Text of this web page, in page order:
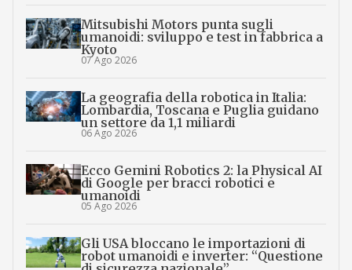
Mitsubishi Motors punta sugli
umanoidi: sviluppo e test in fabbrica a
Kyoto
07 Ago 2026
La geografia della robotica in Italia:
Lombardia, Toscana e Puglia guidano
un settore da 1,1 miliardi
06 Ago 2026
Ecco Gemini Robotics 2: la Physical AI
di Google per bracci robotici e
umanoidi
05 Ago 2026
Gli USA bloccano le importazioni di
robot umanoidi e inverter: “Questione